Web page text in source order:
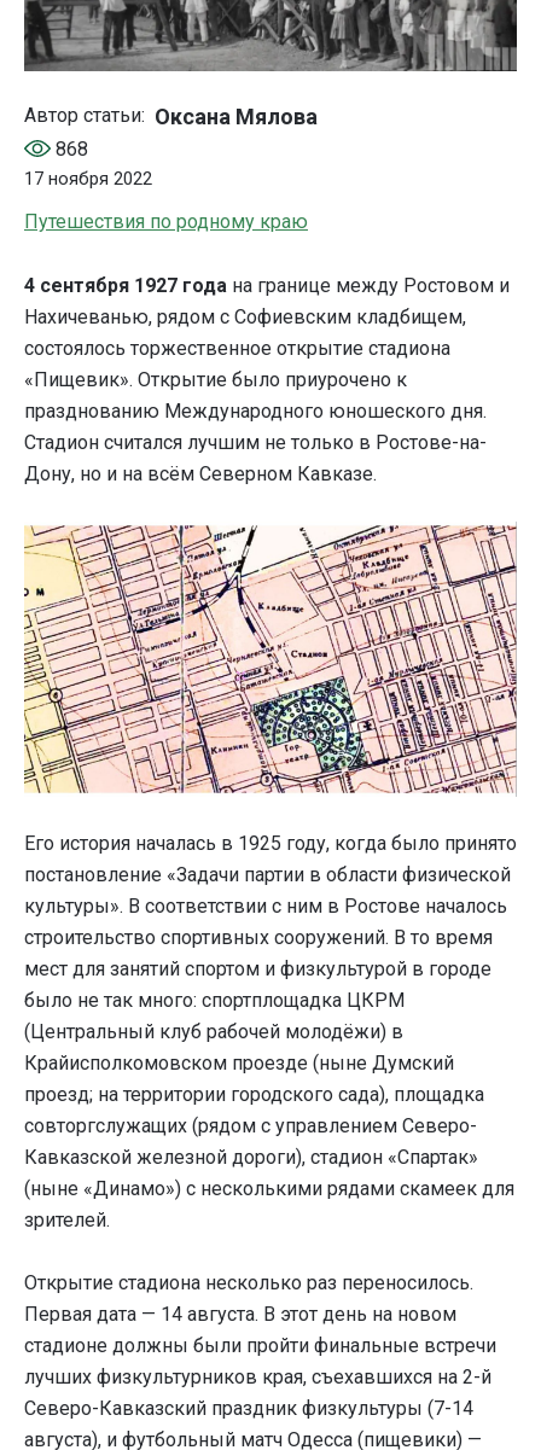
Автор статьи: Оксана Мялова
868
17 ноября 2022
Путешествия по родному краю
4 сентября 1927 года на границе между Ростовом и
Нахичеванью, рядом с Софиевским кладбищем,
состоялось торжественное открытие стадиона
«Пищевик». Открытие было приурочено к
празднованию Международного юношеского дня.
Стадион считался лучшим не только в Ростове-на-
Дону, но и на всём Северном Кавказе.
Его история началась в 1925 году, когда было принято
постановление «Задачи партии в области физической
культуры». В соответствии с ним в Ростове началось
строительство спортивных сооружений. В то время
мест для занятий спортом и физкультурой в городе
было не так много: спортплощадка ЦКРМ
(Центральный клуб рабочей молодёжи) в
Крайисполкомовском проезде (ныне Думский
проезд; на территории городского сада), площадка
совторгслужащих (рядом с управлением Северо-
Кавказской железной дороги), стадион «Спартак»
(ныне «Динамо») с несколькими рядами скамеек для
зрителей.
Открытие стадиона несколько раз переносилось.
Первая дата — 14 августа. В этот день на новом
стадионе должны были пройти финальные встречи
лучших физкультурников края, съехавшихся на 2-й
Северо-Кавказский праздник физкультуры (7-14
августа), и футбольный матч Одесса (пищевики) —